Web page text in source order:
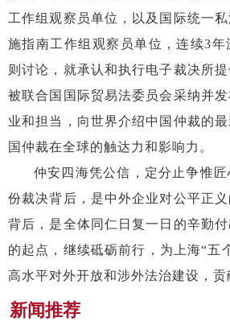
工作组观察员单位，以及国际统一
施指南工作组观察员单位，连续3
则讨论，就承认和执行电子裁决所提
被联合国国际贸易法委员会采纳并
业和担当，向世界介绍中国仲裁的
国仲裁在全球的触达力和影响力。
仲安四海凭公信，定分止争惟
份裁决背后，是中外企业对公平正
背后，是全体同仁日复一日的辛勤
的起点，继续砥砺前行，为上海“五
高水平对外开放和涉外法治建设，贡
新闻推荐